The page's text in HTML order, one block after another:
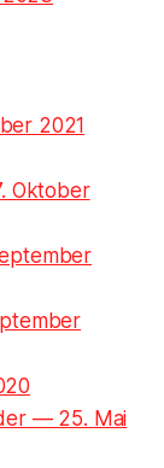
2021
Oktober
— 25. Mai